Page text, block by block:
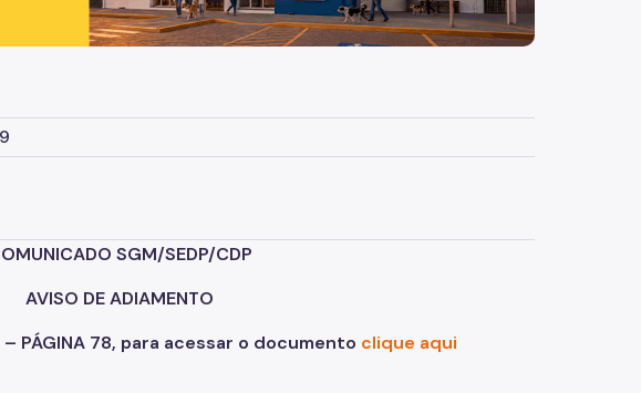
SGM/SEDP/CDP
AVISO DE ADIAMENTO
– PÁGINA 78, para acessar o documento clique aqui